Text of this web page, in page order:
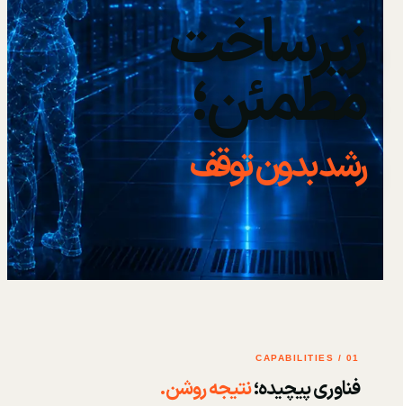
زیرساخت
مطمئن؛
رشد بدون توقف
01 / CAPABILITIES
فناوری پیچیده؛نتیجه روشن.